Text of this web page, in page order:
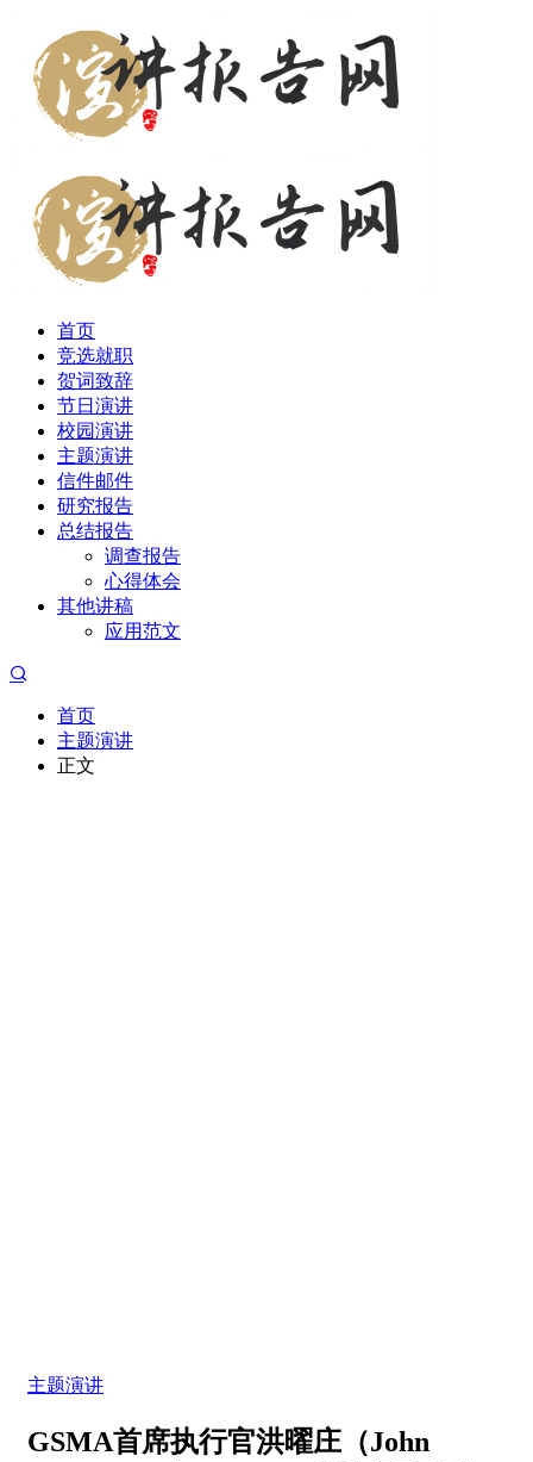
首页
竞选就职
贺词致辞
节日演讲
校园演讲
主题演讲
信件邮件
研究报告
总结报告
调查报告
心得体会
其他讲稿
应用范文
首页
主题演讲
正文
主题演讲
GSMA首席执行官洪曜庄（John